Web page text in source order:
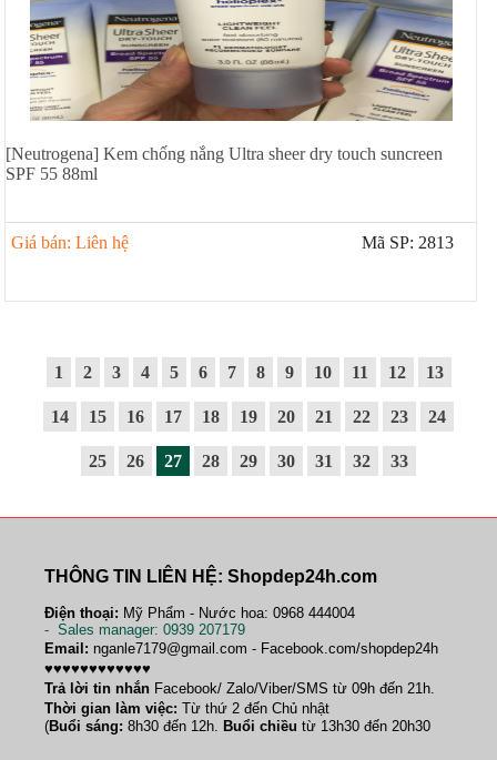
[Neutrogena] Kem chống nắng Ultra sheer dry touch suncreen
SPF 55 88ml
Giá bán: Liên hệ Mã SP: 2813
1 2 3 4 5 6 7 8 9 10 11 12 13
14 15 16 17 18 19 20 21 22 23 24
25 26 27 28 29 30 31 32 33
THÔNG TIN LIÊN HỆ: Shopdep24h.com
Điện thoại: Mỹ Phẩm - Nước hoa: 0968 444004
- Sales manager: 0939 207179
Email: nganle7179@gmail.com - Facebook.com/shopdep24h
♥♥♥♥♥♥♥♥♥♥♥♥
Trả lời tin nhắn Facebook/ Zalo/Viber/SMS từ 09h đến 21h.
Thời gian làm việc: Từ thứ 2 đến Chủ nhật
(Buổi sáng: 8h30 đến 12h. Buổi chiều từ 13h30 đến 20h30